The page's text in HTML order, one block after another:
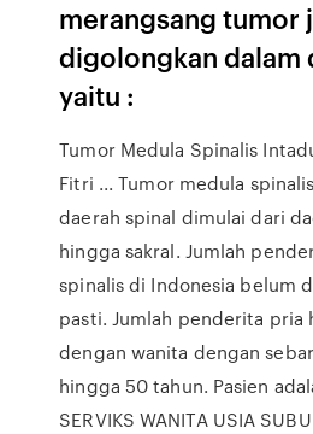
merangsang tumor
digolongkan dalam
yaitu :
Tumor Medula Spinalis
Fitri ... Tumor medula
daerah spinal dimulai dari
hingga sakral. Jumlah
spinalis di Indonesia belum
pasti. Jumlah penderita pria
dengan wanita dengan
hingga 50 tahun. Pasien
SERVIKS WANITA USIA